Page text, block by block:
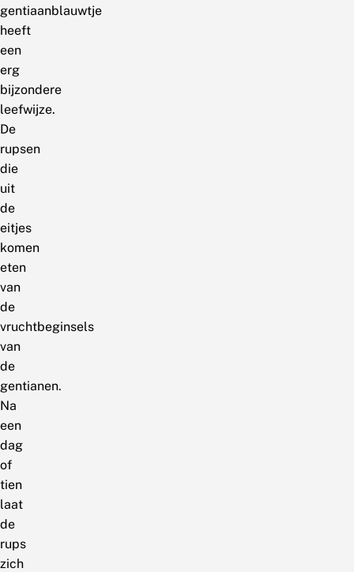
gentiaanblauwtje
heeft
een
erg
bijzondere
leefwijze.
De
rupsen
die
uit
de
eitjes
komen
eten
van
de
vruchtbeginsels
van
de
gentianen.
Na
een
dag
of
tien
laat
de
rups
zich